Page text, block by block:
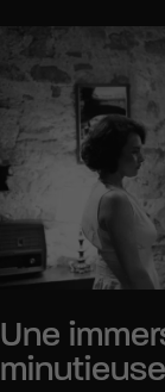
Une
minutieuse